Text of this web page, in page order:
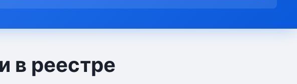
в реестре